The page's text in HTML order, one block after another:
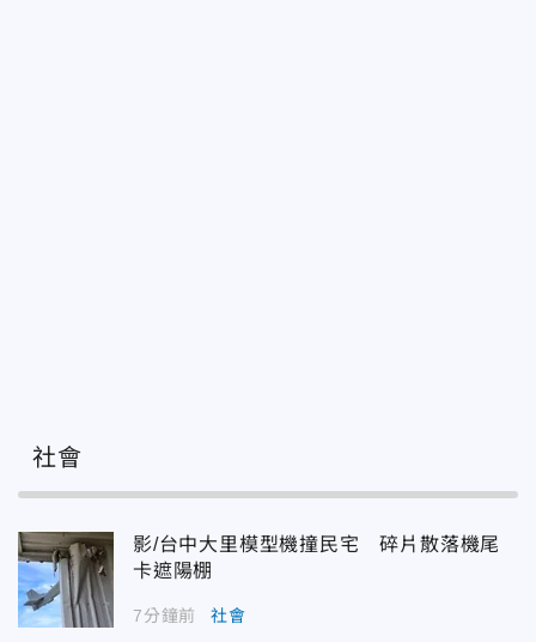
社會
影/台中大里模型機撞民宅 碎片散落機尾
卡遮陽棚
7分鐘前 社會